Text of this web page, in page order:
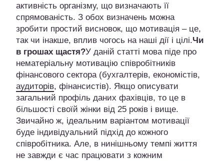
активність організму, що визначають її
спрямованість. З обох визначень можна
зробити простий висновок, що мотивація – це,
так чи інакше, вплив чогось на наші дії і цілі.Чи
в грошах щастя?У даній статті мова піде про
нематеріальну мотивацію співробітників
фінансового сектора (бухгалтерів, економістів,
аудиторів, фінансистів). Якщо описувати
загальний профіль даних фахівців, то це в
більшості своїй жінки від 25 років і вище.
Звичайно ж, ідеальним варіантом мотивації
буде індивідуальний підхід до кожного
співробітника. Але, в нинішньому темпі життя
не завжди є час працювати з кожним